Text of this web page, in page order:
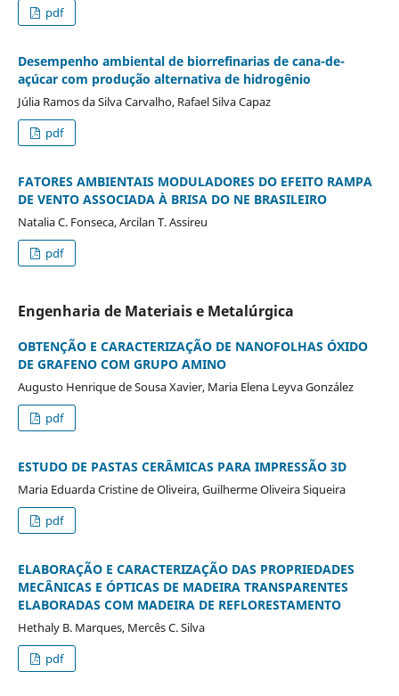
pdf
Desempenho ambiental de biorrefinarias de cana-de-
açúcar com produção alternativa de hidrogênio
Júlia Ramos da Silva Carvalho, Rafael Silva Capaz
pdf
FATORES AMBIENTAIS MODULADORES DO EFEITO RAMPA
DE VENTO ASSOCIADA À BRISA DO NE BRASILEIRO
Natalia C. Fonseca, Arcilan T. Assireu
pdf
Engenharia de Materiais e Metalúrgica
OBTENÇÃO E CARACTERIZAÇÃO DE NANOFOLHAS ÓXIDO
DE GRAFENO COM GRUPO AMINO
Augusto Henrique de Sousa Xavier, Maria Elena Leyva González
pdf
ESTUDO DE PASTAS CERÂMICAS PARA IMPRESSÃO 3D
Maria Eduarda Cristine de Oliveira, Guilherme Oliveira Siqueira
pdf
ELABORAÇÃO E CARACTERIZAÇÃO DAS PROPRIEDADES
MECÂNICAS E ÓPTICAS DE MADEIRA TRANSPARENTES
ELABORADAS COM MADEIRA DE REFLORESTAMENTO
Hethaly B. Marques, Mercês C. Silva
pdf